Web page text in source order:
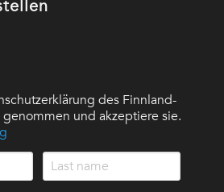
des Finnland-
genommen und akzeptiere sie.